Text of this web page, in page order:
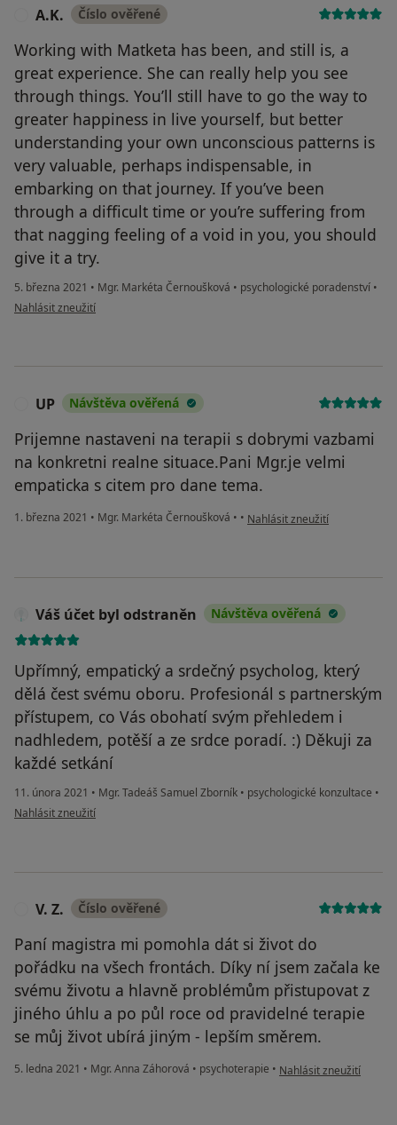
A.K. Číslo ověřené
Working with Matketa has been, and still is, a
great experience. She can really help you see
through things. You’ll still have to go the way to
greater happiness in live yourself, but better
understanding your own unconscious patterns is
very valuable, perhaps indispensable, in
embarking on that journey. If you’ve been
through a difficult time or you’re suffering from
that nagging feeling of a void in you, you should
give it a try.
5. března 2021 • Mgr. Markéta Černoušková • psychologické poradenství •
podle názoru uživatele A.K.
Nahlásit zneužití
UP Návštěva ověřená
Prijemne nastaveni na terapii s dobrymi vazbami
na konkretni realne situace.Pani Mgr.je velmi
empaticka s citem pro dane tema.
1. března 2021 • Mgr. Markéta Černoušková • • podle názoru uživatele UP
Nahlásit zneužití
Váš účet byl odstraněn Návštěva ověřená
Upřímný, empatický a srdečný psycholog, který
dělá čest svému oboru. Profesionál s partnerským
přístupem, co Vás obohatí svým přehledem i
nadhledem, potěší a ze srdce poradí. :) Děkuji za
každé setkání
11. února 2021 • Mgr. Tadeáš Samuel Zborník • psychologické konzultace •
podle názoru uživatele Váš účet byl odstraněn
Nahlásit zneužití
V. Z. Číslo ověřené
Paní magistra mi pomohla dát si život do
pořádku na všech frontách. Díky ní jsem začala ke
svému životu a hlavně problémům přistupovat z
jiného úhlu a po půl roce od pravidelné terapie
se můj život ubírá jiným - lepším směrem.
5. ledna 2021 • Mgr. Anna Záhorová • psychoterapie • podle názoru uživatele
Nahlásit zneužití